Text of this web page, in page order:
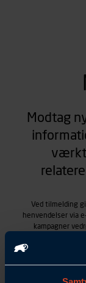
Modtag
Ved tilmelding
henvendelser via
kampagner
behandle